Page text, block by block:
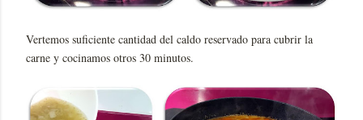
Vertemos suficiente cantidad del caldo reservado para cubrir la
carne y cocinamos otros 30 minutos.